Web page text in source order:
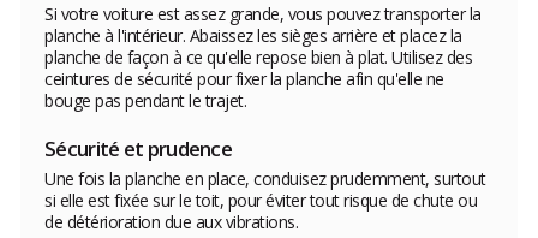
Si votre voiture est assez grande, vous pouvez transporter la
planche à l'intérieur. Abaissez les sièges arrière et placez la
planche de façon à ce qu'elle repose bien à plat. Utilisez des
ceintures de sécurité pour fixer la planche afin qu'elle ne
bouge pas pendant le trajet.
Sécurité et prudence
Une fois la planche en place, conduisez prudemment, surtout
si elle est fixée sur le toit, pour éviter tout risque de chute ou
de détérioration due aux vibrations.